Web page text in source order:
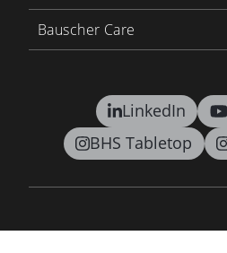
LinkedIn
BHS Tabletop
Bauscher Care